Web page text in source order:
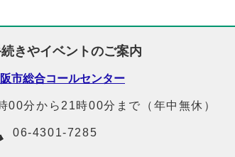
きやイベントのご案内
市総合コールセンター
00分から21時00分まで（年中無休）
06-4301-7285